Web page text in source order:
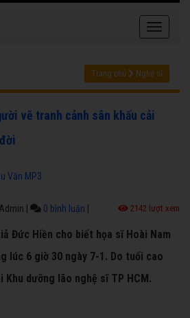
Trang chủ Nghệ sĩ
vẽ tranh cảnh sân khấu cải
Văn MP3
Admin 0 bình luận 2142 lượt xem
Đức Hiền cho biết họa sĩ Hoài Nam
lúc 6 giờ 30 ngày 7-1. Do tuổi cao
dưỡng lão nghệ sĩ TP HCM.